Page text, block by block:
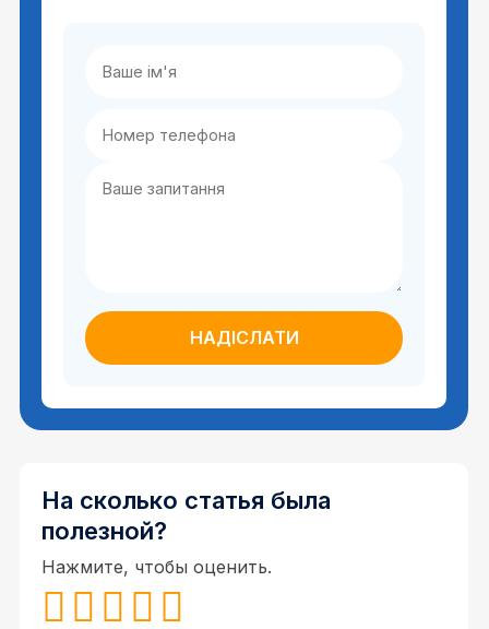
На сколько статья была
полезной?
Нажмите, чтобы оценить.